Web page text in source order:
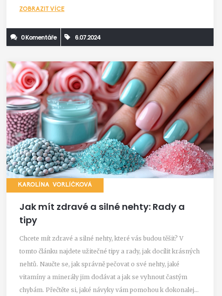
ZOBRAZIT VÍCE
0 Komentáře 6.07.2024
KAROLÍNA VORLÍČKOVÁ
Jak mít zdravé a silné nehty: Rady a
tipy
Chcete mít zdravé a silné nehty, které vás budou těšit? V
tomto článku najdete užitečné tipy a rady, jak docílit krásných
nehtů. Naučte se, jak správně pečovat o své nehty, jaké
vitamíny a minerály jim dodávat a jak se vyhnout častým
chybám. Přečtěte si, jaké návyky vám pomohou k dokonalejší